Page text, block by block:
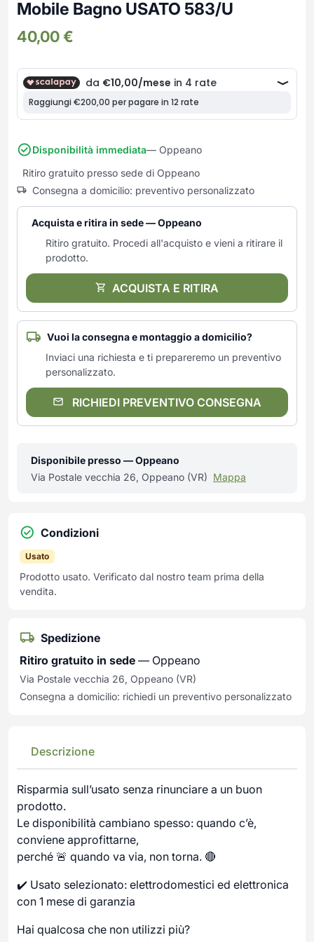
Frullatori
Macchine caffe e capsule
Robot Da Cucina
Sbattitori
Spremiagrumi e Centrifughe
Tostapane
Tritacarne
Tritaverdure elettrici
Utensili da cucina
Yogurtiere
Lampade da parete
Lampade da tavolo
Mobili Ingresso
Scarpiere
SOGGIORNO
Complementi Soggiorno
Sedie e Sgabelli
Soggiorni e Pareti
Tavoli e Tavolini
UFFICIO
Banconi Reception
Mobili per ufficio
Moduli per ufficio
Poltrone Barber Shop
Mobile Bagno USATO 583/U
40,00€
Disponibilità immediata— Oppeano
Ritiro gratuito presso sede di Oppeano
Consegna a domicilio: preventivo personalizzato
Acquista e ritira in sede — Oppeano
Ritiro gratuito. Procedi all'acquisto e vieni a ritirare il
prodotto.
ACQUISTA E RITIRA
Vuoi la consegna e montaggio a domicilio?
Inviaci una richiesta e ti prepareremo un preventivo
personalizzato.
RICHIEDI PREVENTIVO CONSEGNA
Disponibile presso — Oppeano
Via Postale vecchia 26, Oppeano (VR) Mappa
Condizioni
Usato
Prodotto usato. Verificato dal nostro team prima della
vendita.
Spedizione
Ritiro gratuito in sede — Oppeano
Via Postale vecchia 26, Oppeano (VR)
Consegna a domicilio: richiedi un preventivo personalizzato
Descrizione
Risparmia sull’usato senza rinunciare a un buon
prodotto.
Le disponibilità cambiano spesso: quando c’è,
conviene approfittarne,
perché 🚨 quando va via, non torna. 🔴
✔️ Usato selezionato: elettrodomestici ed elettronica
con 1 mese di garanzia
Hai qualcosa che non utilizzi più?